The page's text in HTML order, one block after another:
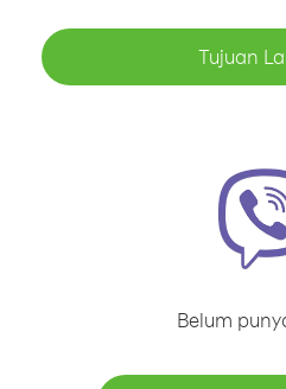
Tujuan
Belum